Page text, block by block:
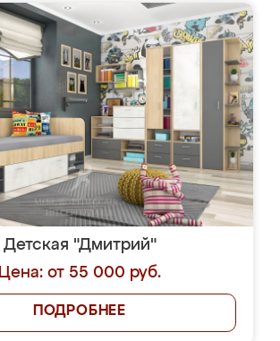
Детская "Дмитрий"
Цена: от 55 000 руб.
ПОДРОБНЕЕ